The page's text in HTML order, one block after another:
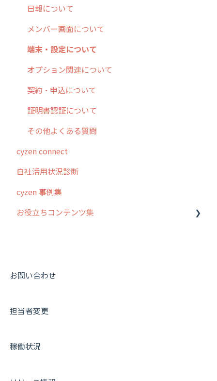
メッセージ・ファイル添付
商品
各種設定・その他
外部リンク
お知らせ
設定
内線電話
商品
各種設定・ログイン
IP接続制限・端末認証設定
契約・その他
日報について
メンバー画面について
端末・設定について
オプション関連について
契約・申込について
証明書認証について
その他よくある質問
cyzen connect
自社活用状況診断
cyzen 事例集
お役立ちコンテンツ集
動画集：共通
お問い合わせ
担当者変更
稼働状況